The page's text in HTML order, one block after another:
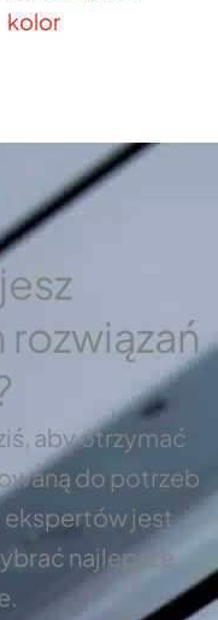
kolor
aby otrzymać
do potrzeb
ekspertów jest
najlepsze